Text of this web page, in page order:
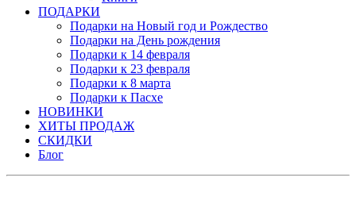
ПОДАРКИ
Подарки на Новый год и Рождество
Подарки на День рождения
Подарки к 14 февраля
Подарки к 23 февраля
Подарки к 8 марта
Подарки к Пасхе
НОВИНКИ
ХИТЫ ПРОДАЖ
СКИДКИ
Блог